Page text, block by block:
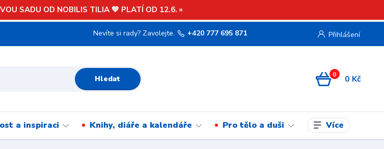
SADU OD NOBILIS TILIA 💙 PLATÍ OD 12.6. »
Přihlášení
Hledat
Nevíte si rady? Zavolejte. +420 777 695 871
0 0 Kč
a inspiraci Knihy, diáře a kalendáře Pro tělo a duši Více